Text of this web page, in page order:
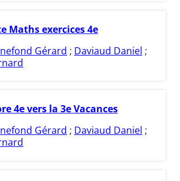
Maths exercices 4e
Gérard ; Daviaud Daniel ;
4e vers la 3e Vacances
Gérard ; Daviaud Daniel ;